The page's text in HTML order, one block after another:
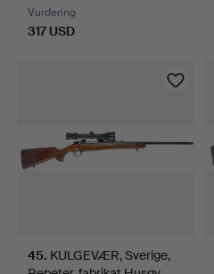
Vurdering
317 USD
45. KULGEVÆR, Sverige,